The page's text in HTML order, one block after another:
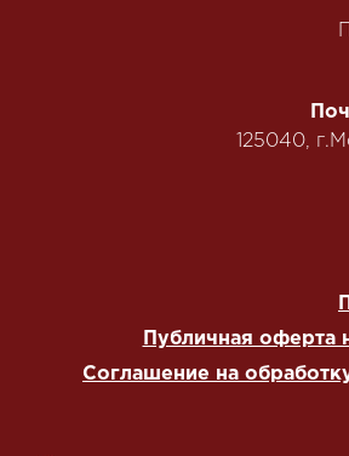
125040,
Публичная оферта
Соглашение на